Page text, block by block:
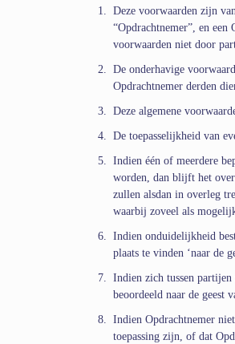
1. Deze voorwaarden zijn
“Opdrachtnemer”, en
voorwaarden niet door
2. De onderhavige
Opdrachtnemer derden
3. Deze algemene
4. De toepasselijkheid van
5. Indien één of meerdere
worden, dan blijft het
zullen alsdan in overleg
waarbij zoveel als
6. Indien onduidelijkheid
plaats te vinden ‘naar de
7. Indien zich tussen
beoordeeld naar de geest
8. Indien Opdrachtnemer
toepassing zijn, of dat